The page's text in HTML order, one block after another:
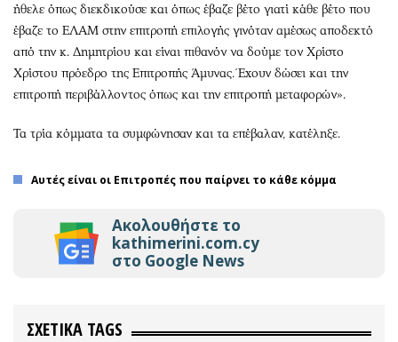
ήθελε όπως διεκδικούσε και όπως έβαζε βέτο γιατί κάθε βέτο που
έβαζε το ΕΛΑΜ στην επιτροπή επιλογής γινόταν αμέσως αποδεκτό
από την κ. Δημητρίου και είναι πιθανόν να δούμε τον Χρίστο
Χρίστου πρόεδρο της Επιτροπής Άμυνας. Έχουν δώσει και την
επιτροπή περιβάλλοντος όπως και την επιτροπή μεταφορών».
Τα τρία κόμματα τα συμφώνησαν και τα επέβαλαν, κατέληξε.
Αυτές είναι οι Επιτροπές που παίρνει το κάθε κόμμα
Ακολουθήστε το
kathimerini.com.cy
στο Google News
ΣΧΕΤΙΚΑ TAGS